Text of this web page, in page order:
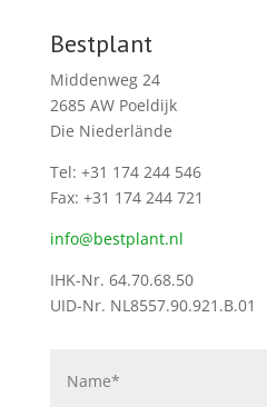
Bestplant
Middenweg 24
2685 AW Poeldijk
Die Niederlände
Tel: +31 174 244 546
Fax: +31 174 244 721
info@bestplant.nl
IHK-Nr. 64.70.68.50
UID-Nr. NL8557.90.921.B.01